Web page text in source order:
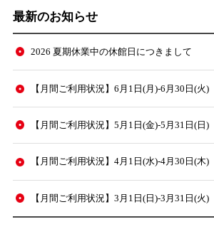
最新のお知らせ
2026 夏期休業中の休館日につきまして
【月間ご利用状況】6月1日(月)-6月30日(火)
【月間ご利用状況】5月1日(金)-5月31日(日)
【月間ご利用状況】4月1日(水)-4月30日(木)
【月間ご利用状況】3月1日(日)-3月31日(火)